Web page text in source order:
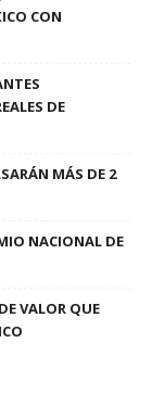
CON
DE
MÁS DE 2
NACIONAL DE
VALOR QUE